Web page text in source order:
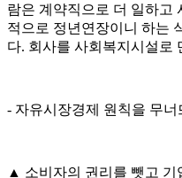
람은 계약직으로 더 일하고
적으로 정년연장이니 하는
다. 회사를 사회복지시설로
- 자유시장경제 원칙을 무
▲ 소비자의 권리를 뺏고 기